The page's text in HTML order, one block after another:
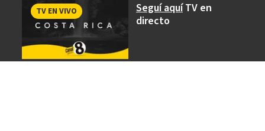
Seguí aquíTV en
directo
TV EN VIVO